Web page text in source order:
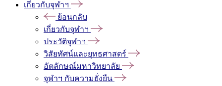
เกี่ยวกับจุฬาฯ
ย้อนกลับ
เกี่ยวกับจุฬาฯ
ประวัติจุฬาฯ
วิสัยทัศน์และยุทธศาสตร์
อัตลักษณ์มหาวิทยาลัย
จุฬาฯ กับความยั่งยืน